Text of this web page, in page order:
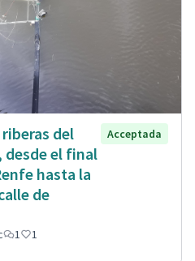
del
el final
hasta la
de
Acceptada
1 1